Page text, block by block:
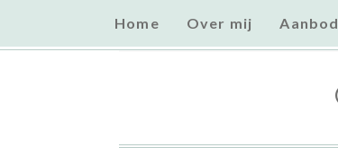
Home Over mij Aanbod
»Chakra Discovery